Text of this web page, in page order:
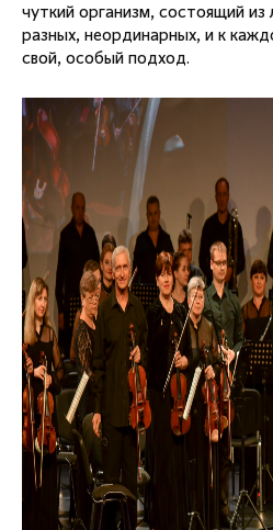
чуткий организм, состоящий
разных, неординарных, и к
свой, особый подход.